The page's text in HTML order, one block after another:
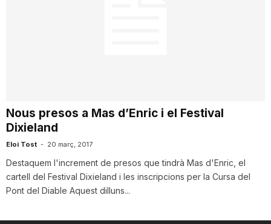
t
a
t
Nous presos a Mas d’Enric i el Festival
Dixieland
Eloi Tost - 20 març, 2017
Destaquem l'increment de presos que tindrà Mas d'Enric, el
cartell del Festival Dixieland i les inscripcions per la Cursa del
Pont del Diable Aquest dilluns...